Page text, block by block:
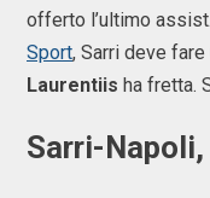
offerto l’ultimo
Sport, Sarri deve
Laurentiis ha fretta.
Sarri-